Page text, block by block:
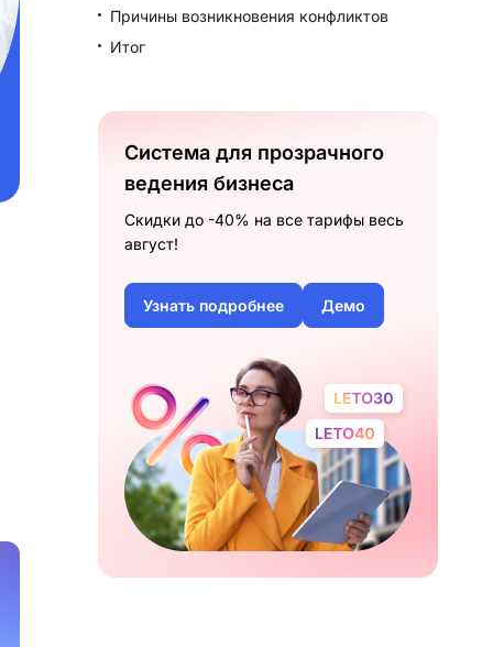
Причины возникновения конфликтов
Итог
Система для прозрачного
ведения бизнеса
Скидки до -40% на все тарифы весь
август!
Узнать подробнее Демо